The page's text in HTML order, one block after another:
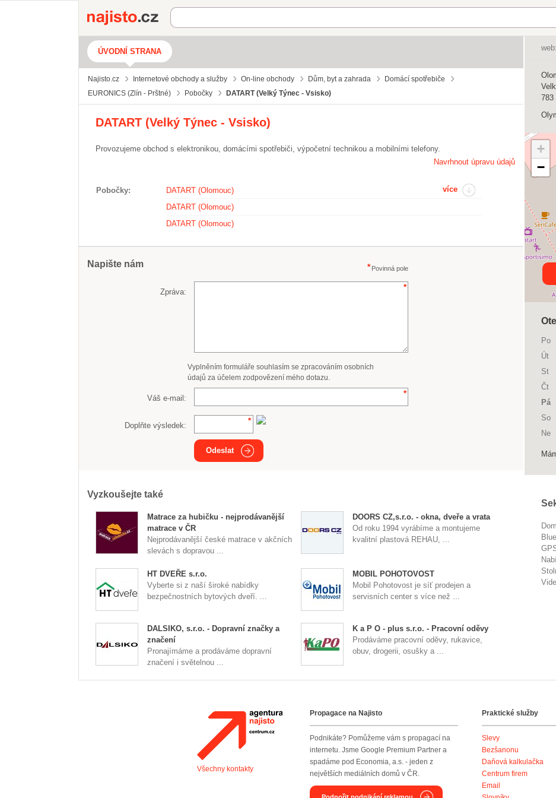
Najisto.cz
ÚVODNÍ STRANA
Najisto.cz Internetové obchody a služby On-line obchody Dům, byt a zahrada
Domácí spotřebiče
EURONICS (Zlín - Prštné)
Pobočky DATART (Velký Týnec - Vsisko)
DATART (Velký Týnec - Vsisko)
Provozujeme obchod s elektronikou, domácími spotřebiči, výpočetní technikou a mobilními telefony.
Navrhnout úpravu údajů
Pobočky
DATART (Olomouc)
DATART (Olomouc)
DATART (Olomouc)
více
Napište nám Povinná pole
Zpráva:
Vyplněním formuláře souhlasím se zpracováním osobních
údajů za účelem zodpovězení mého dotazu.
Váš e-mail:
Doplňte výsledek:
Odeslat
Vyzkoušejte také
Matrace za hubičku - nejprodávanější
matrace v ČR
Nejprodávanější české matrace v akčních
slevách s dopravou ...
DOORS CZ,s.r.o. - okna, dveře a vrata
Od roku 1994 vyrábíme a montujeme
kvalitní plastová REHAU, ...
HT DVEŘE s.r.o.
Vyberte si z naší široké nabídky
bezpečnostních bytových dveří. ...
MOBIL POHOTOVOST
Mobil Pohotovost je síť prodejen a
servisních center s více než ...
DALSIKO, s.r.o. - Dopravní značky a
značení
Pronajímáme a prodáváme dopravní
značení i světelnou ...
K a P O - plus s.r.o. - Pracovní oděvy
Prodáváme pracovní oděvy, rukavice,
obuv, drogerii, osušky a ...
web:
783
+
−
Po
Út
St
Čt
Pá
So
Ne
Agentura Najisto
Všechny kontakty
Propagace na Najisto
Podnikáte? Pomůžeme vám s propagací na
internetu. Jsme Google Premium Partner a
spadáme pod Economia, a.s. - jeden z
největších mediálních domů v ČR.
Praktické služby
Slevy
Bezšanonu
Daňová kalkulačka
Centrum firem
Email